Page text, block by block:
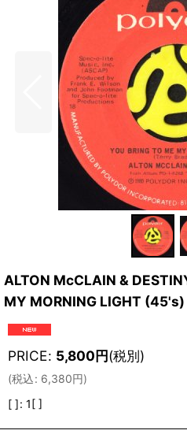
ALTON McCLAIN &
MY MORNING LIGHT (45's)
PRICE: 5,800円(税別)
(税込: 6,380円)
[ ]: 1[ ]